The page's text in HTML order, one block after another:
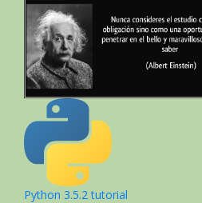
Python 3.5.2 tutorial